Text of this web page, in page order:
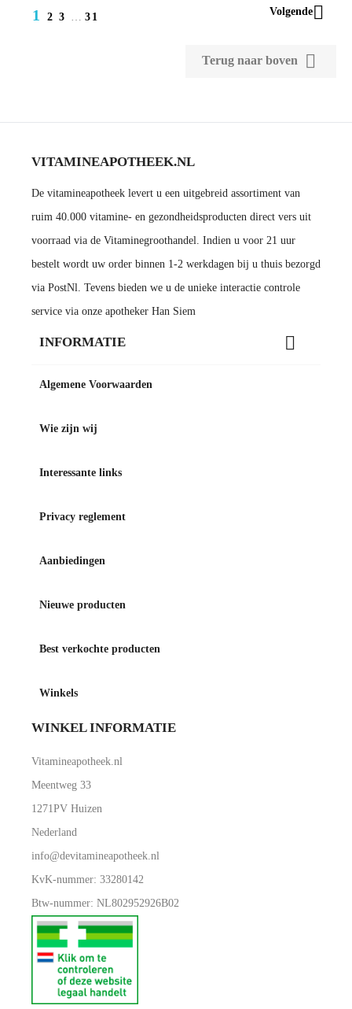
1 2 3 31 Volgende
Terug naar boven 
VITAMINEAPOTHEEK.NL
De vitamineapotheek levert u een uitgebreid assortiment van
ruim 40.000 vitamine- en gezondheidsproducten direct vers uit
voorraad via de Vitaminegroothandel. Indien u voor 21 uur
bestelt wordt uw order binnen 1-2 werkdagen bij u thuis bezorgd
via PostNl. Tevens bieden we u de unieke interactie controle
service via onze apotheker Han Siem
INFORMATIE 
Algemene Voorwaarden
Wie zijn wij
Interessante links
Privacy reglement
Aanbiedingen
Nieuwe producten
Best verkochte producten
Winkels
WINKEL INFORMATIE
Vitamineapotheek.nl
Meentweg 33
1271PV Huizen
Nederland
info@devitamineapotheek.nl
KvK-nummer: 33280142
Btw-nummer: NL802952926B02